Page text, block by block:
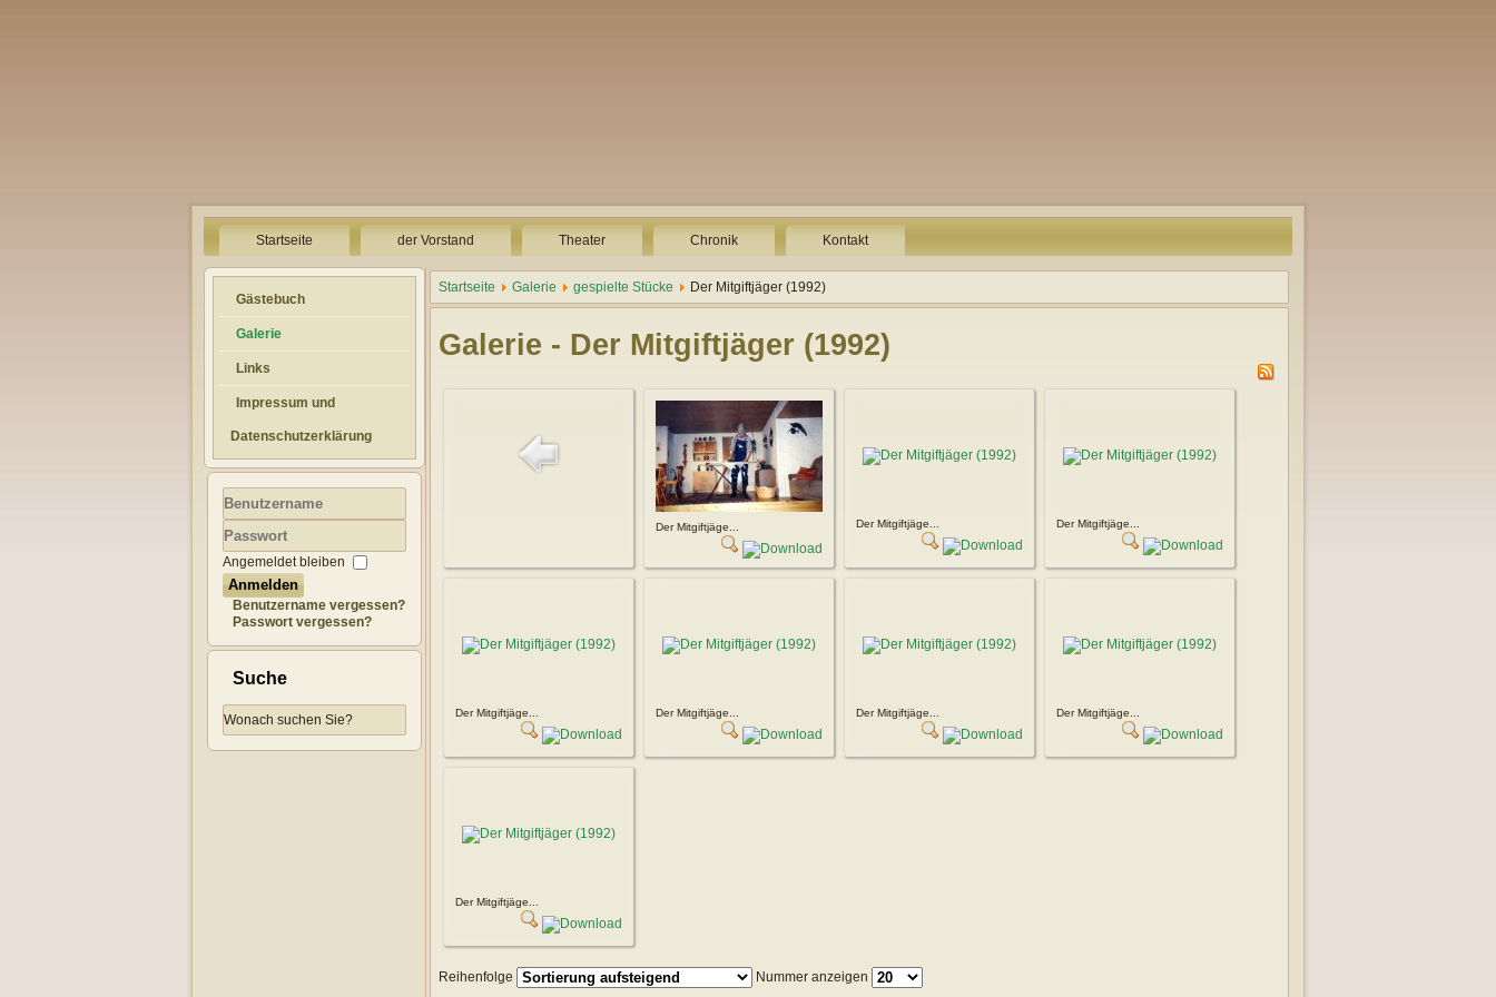
Startseite der Vorstand Theater Chronik Kontakt
Gästebuch
Galerie
Links
Impressum und
Datenschutzerklärung
Benutzername
Passwort
Angemeldet bleiben
Anmelden
Benutzername vergessen?
Passwort vergessen?
Suche
Startseite Galerie gespielte Stücke Der Mitgiftjäger (1992)
Galerie - Der Mitgiftjäger (1992)
Der Mitgiftjäge... Der Mitgiftjäge... Der Mitgiftjäge...
Der Mitgiftjäge... Der Mitgiftjäge... Der Mitgiftjäge... Der Mitgiftjäge...
Der Mitgiftjäge...
Reihenfolge Nummer anzeigen